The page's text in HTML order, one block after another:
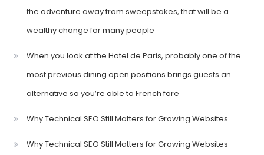
the adventure away from sweepstakes, that will be a
wealthy change for many people
When you look at the Hotel de Paris, probably one of the
most previous dining open positions brings guests an
alternative so you’re able to French fare
Why Technical SEO Still Matters for Growing Websites
Why Technical SEO Still Matters for Growing Websites